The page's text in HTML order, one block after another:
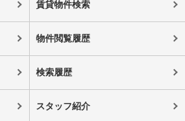
賃貸物件検索
物件閲覧履歴
検索履歴
スタッフ紹介